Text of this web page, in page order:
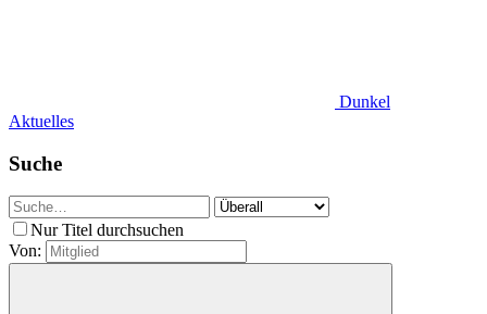
Dunkel
Aktuelles
Suche
Nur Titel durchsuchen
Von: